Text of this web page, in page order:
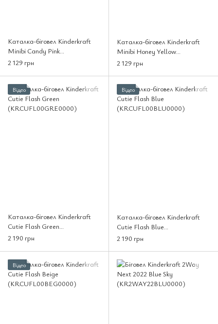
Каталка-біговел Kinderkraft
Minibi Candy Pink
(KRMIBI00PNK0000)
2 129 грн
Каталка-біговел Kinderkraft
Minibi Honey Yellow
(KRMIBI00YEL0000)
2 129 грн
Відео
Каталка-біговел Kinderkraft
Cutie Flash Green
(KRCUFL00GRE0000)
2 190 грн
Відео
Каталка-біговел Kinderkraft
Cutie Flash Blue
(KRCUFL00BLU0000)
2 190 грн
Відео